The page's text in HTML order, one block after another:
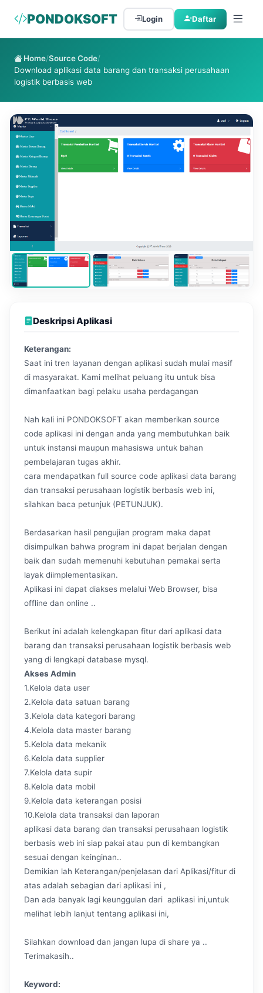
PONDOKSOFT Login Daftar
Home/Source Code/
Download aplikasi data barang dan transaksi perusahaan
logistik berbasis web
Deskripsi Aplikasi
Keterangan:
Saat ini tren layanan dengan aplikasi sudah mulai masif
di masyarakat. Kami melihat peluang itu untuk bisa
dimanfaatkan bagi pelaku usaha perdagangan
Nah kali ini PONDOKSOFT akan memberikan source
code aplikasi ini dengan anda yang membutuhkan baik
untuk instansi maupun mahasiswa untuk bahan
pembelajaran tugas akhir.
cara mendapatkan full source code aplikasi data barang
dan transaksi perusahaan logistik berbasis web ini,
silahkan baca petunjuk (PETUNJUK).
Berdasarkan hasil pengujian program maka dapat
disimpulkan bahwa program ini dapat berjalan dengan
baik dan sudah memenuhi kebutuhan pemakai serta
layak diimplementasikan.
Aplikasi ini dapat diakses melalui Web Browser, bisa
offline dan online ..
Berikut ini adalah kelengkapan fitur dari aplikasi data
barang dan transaksi perusahaan logistik berbasis web
yang di lengkapi database mysql.
Akses Admin
1.Kelola data user
2.Kelola data satuan barang
3.Kelola data kategori barang
4.Kelola data master barang
5.Kelola data mekanik
6.Kelola data supplier
7.Kelola data supir
8.Kelola data mobil
9.Kelola data keterangan posisi
10.Kelola data transaksi dan laporan
aplikasi data barang dan transaksi perusahaan logistik
berbasis web ini siap pakai atau pun di kembangkan
sesuai dengan keinginan..
Demikian lah Keterangan/penjelasan dari Aplikasi/fitur di
atas adalah sebagian dari aplikasi ini ,
Dan ada banyak lagi keunggulan dari aplikasi ini,untuk
melihat lebih lanjut tentang aplikasi ini,
Silahkan download dan jangan lupa di share ya ..
Terimakasih..
Keyword: